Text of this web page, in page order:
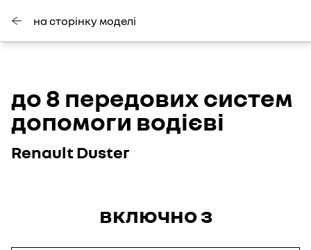
на сторінку моделі
до 8 передових систем
допомоги водієві
Renault Duster
включно з